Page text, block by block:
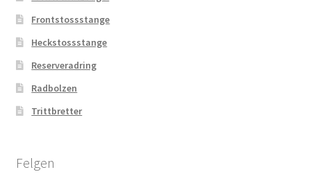
Frontstossstange
Heckstossstange
Reserveradring
Radbolzen
Trittbretter
Felgen